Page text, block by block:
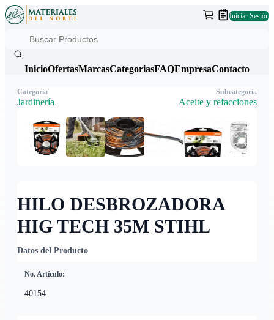
Iniciar Sesión
InicioOfertasMarcasCategoriasFAQEmpresaContacto
HILO DESBROZADORA
HIG TECH 35M STIHL
Datos del Producto
No. Artículo:
40154
Categoría
Jardinería
Subcategoría
Aceite y refacciones